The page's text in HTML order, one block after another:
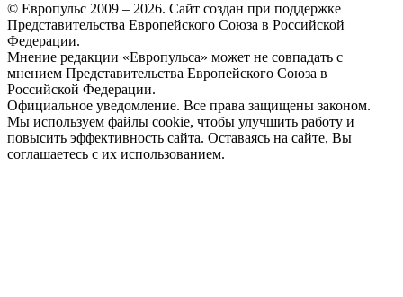
© Европульс 2009 – 2026. Сайт создан при поддержке
Представительства Европейского Союза в Российской
Федерации.
Мнение редакции «Европульса» может не совпадать с
мнением Представительства Европейского Союза в
Российской Федерации.
Официальное уведомление. Все права защищены законом.
Мы используем файлы cookie, чтобы улучшить работу и
повысить эффективность сайта. Оставаясь на сайте, Вы
соглашаетесь с их использованием.